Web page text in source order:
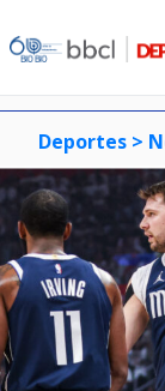
Deportes >